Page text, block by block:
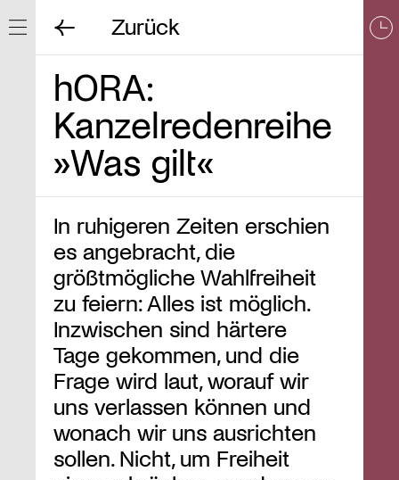
Navigation ein/ausblenden
Zurück
hORA:
Kanzelredenreihe
»Was gilt«
In ruhigeren Zeiten erschien
es angebracht, die
größtmögliche Wahlfreiheit
zu feiern: Alles ist möglich.
Inzwischen sind härtere
Tage gekommen, und die
Frage wird laut, worauf wir
uns verlassen können und
wonach wir uns ausrichten
sollen. Nicht, um Freiheit